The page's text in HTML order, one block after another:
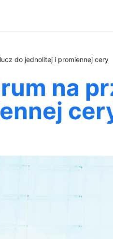
do jednolitej i promiennej cery
na